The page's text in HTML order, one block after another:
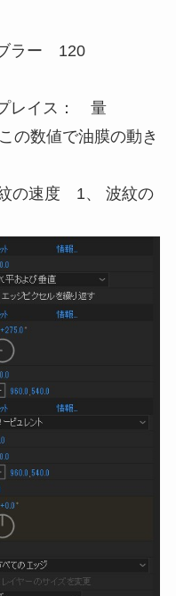
ラー 120
プレイス： 量
数値で油膜の動き
の速度 1、 波紋の